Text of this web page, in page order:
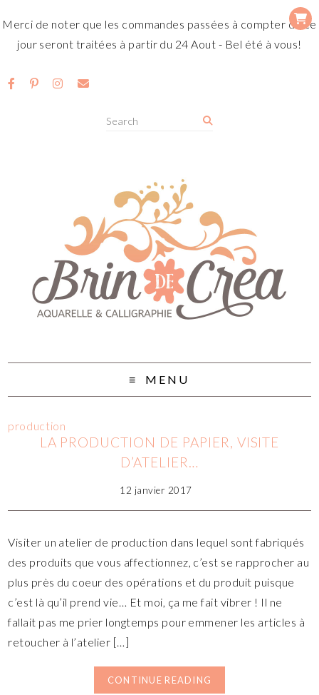
Merci de noter que les commandes passées à compter de ce
jour seront traitées à partir du 24 Aout - Bel été à vous!
MENU
production
LA PRODUCTION DE PAPIER, VISITE
D’ATELIER…
12 janvier 2017
Visiter un atelier de production dans lequel sont fabriqués
des produits que vous affectionnez, c’est se rapprocher au
plus près du coeur des opérations et du produit puisque
c’est là qu’il prend vie… Et moi, ça me fait vibrer ! Il ne
fallait pas me prier longtemps pour emmener les articles à
retoucher à l’atelier […]
CONTINUE READING